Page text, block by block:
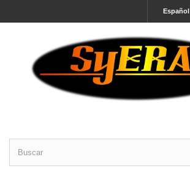
Español